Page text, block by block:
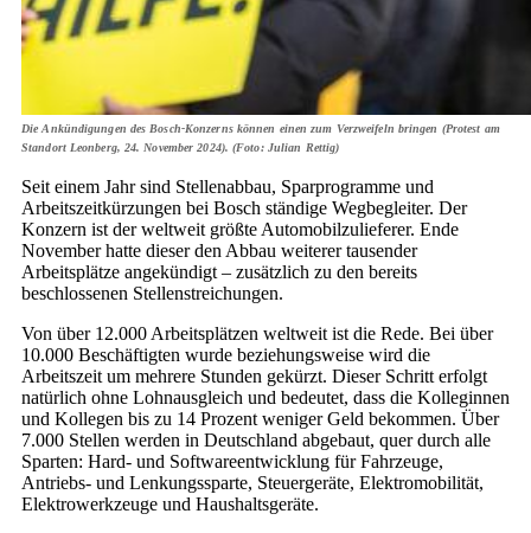
Die Ankündigungen des Bosch-Konzerns können einen zum Verzweifeln bringen (Protest am
Standort Leonberg, 24. November 2024). (Foto: Julian Rettig)
Seit einem Jahr sind Stellenabbau, Sparprogramme und
Arbeitszeitkürzungen bei Bosch ständige Wegbegleiter. Der
Konzern ist der weltweit größte Automobilzulieferer. Ende
November hatte dieser den Abbau weiterer tausender
Arbeitsplätze angekündigt – zusätzlich zu den bereits
beschlossenen Stellenstreichungen.
Von über 12.000 Arbeitsplätzen weltweit ist die Rede. Bei über
10.000 Beschäftigten wurde beziehungsweise wird die
Arbeitszeit um mehrere Stunden gekürzt. Dieser Schritt erfolgt
natürlich ohne Lohnausgleich und bedeutet, dass die Kolleginnen
und Kollegen bis zu 14 Prozent weniger Geld bekommen. Über
7.000 Stellen werden in Deutschland abgebaut, quer durch alle
Sparten: Hard- und Softwareentwicklung für Fahrzeuge,
Antriebs- und Lenkungssparte, Steuergeräte, Elektromobilität,
Elektrowerkzeuge und Haushaltsgeräte.